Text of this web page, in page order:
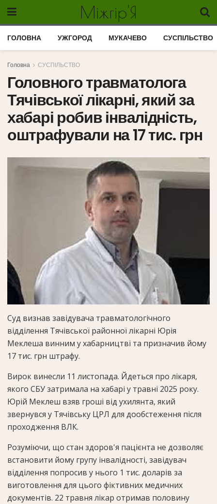
Міжгір'Я
ГОЛОВНА УЖГОРОД МУКАЧЕВО СУСПІЛЬСТВО
Головна СУСПІЛЬСТВО
Головного травматолога
Тячівської лікарні, який за
хабарі робив інвалідність,
оштрафували на 17 тис. грн
Суд визнав завідувача травматологічного
відділення Тячівської районної лікарні Юрія
Меклеша винним у хабарництві та призначив йому
17 тис. грн штрафу.
Вирок винесли 11 листопада. Йдеться про лікаря,
якого СБУ затримала на хабарі у травні 2025 року.
Юрій Меклеш взяв гроші від ухилянта, який
звернувся у Тячівську ЦРЛ для дообстеження після
проходження ВЛК.
Розуміючи, що стан здоров'я пацієнта не дозволяє
встановити йому групу інвалідності, завідувач
відділення попросив у нього 1 тис. доларів за
виготовлення для цього фіктивних медичних
документів. 22 травня лікар отримав половину